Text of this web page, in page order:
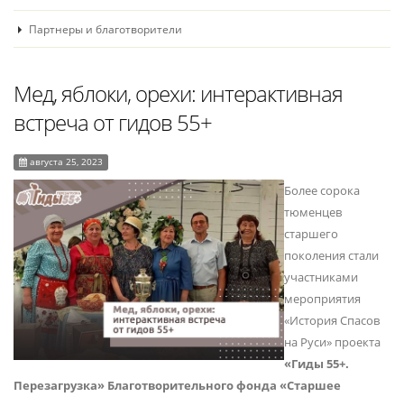
Партнеры и благотворители
Мед, яблоки, орехи: интерактивная
встреча от гидов 55+
августа 25, 2023
Более сорока
тюменцев
старшего
поколения стали
участниками
мероприятия
«История Спасов
на Руси» проекта
«Гиды 55+.
Перезагрузка» Благотворительного фонда «Старшее